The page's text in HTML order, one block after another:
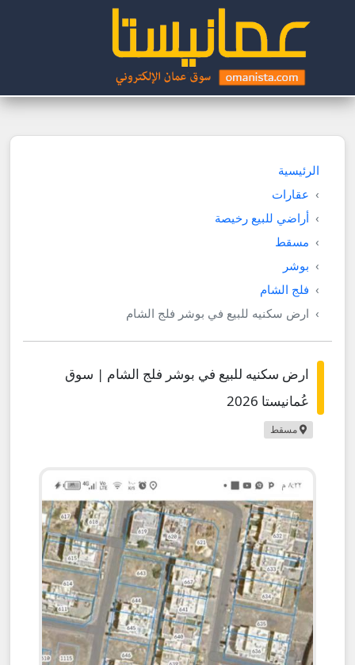
الرئيسية
عقارات
أراضي للبيع رخيصة
مسقط
بوشر
فلج الشام
ارض سكنيه للبيع في بوشر فلج الشام
ارض سكنيه للبيع في بوشر فلج الشام | سوق
عُمانيستا 2026
مسقط